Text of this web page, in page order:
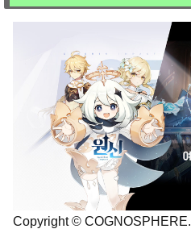
Copyright © COGNOSPHERE.